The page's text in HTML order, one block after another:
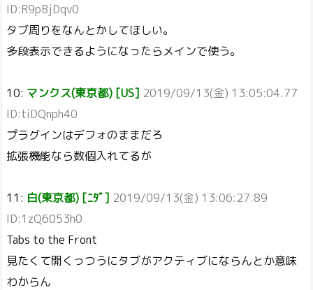
ID:R9pBjDqv0
タブ周りをなんとかしてほしい。
多段表示できるようになったらメインで使う。
10: マンクス(東京都) [US] 2019/09/13(金) 13:05:04.77
ID:tiDQnph40
プラグインはデフォのままだろ
拡張機能なら数個入れてるが
11: 白(東京都) [ﾆﾀﾞ] 2019/09/13(金) 13:06:27.89
ID:1zQ6053h0
Tabs to the Front
見たくて開くっつうにタブがアクティブにならんとか意味
わからん